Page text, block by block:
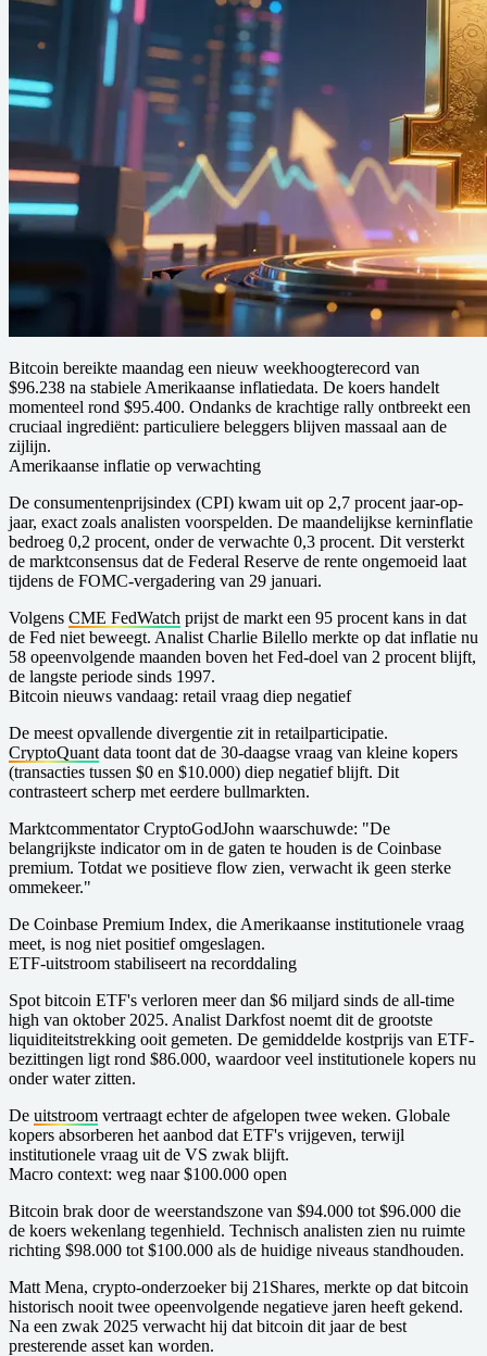
Bitcoin bereikte maandag een nieuw weekhoogterecord van
$96.238 na stabiele Amerikaanse inflatiedata. De koers handelt
momenteel rond $95.400. Ondanks de krachtige rally ontbreekt een
cruciaal ingrediënt: particuliere beleggers blijven massaal aan de
zijlijn.
Amerikaanse inflatie op verwachting
De consumentenprijsindex (CPI) kwam uit op 2,7 procent jaar-op-
jaar, exact zoals analisten voorspelden. De maandelijkse kerninflatie
bedroeg 0,2 procent, onder de verwachte 0,3 procent. Dit versterkt
de marktconsensus dat de Federal Reserve de rente ongemoeid laat
tijdens de FOMC-vergadering van 29 januari.
Volgens CME FedWatch prijst de markt een 95 procent kans in dat
de Fed niet beweegt. Analist Charlie Bilello merkte op dat inflatie nu
58 opeenvolgende maanden boven het Fed-doel van 2 procent blijft,
de langste periode sinds 1997.
Bitcoin nieuws vandaag: retail vraag diep negatief
De meest opvallende divergentie zit in retailparticipatie.
CryptoQuant data toont dat de 30-daagse vraag van kleine kopers
(transacties tussen $0 en $10.000) diep negatief blijft. Dit
contrasteert scherp met eerdere bullmarkten.
Marktcommentator CryptoGodJohn waarschuwde: "De
belangrijkste indicator om in de gaten te houden is de Coinbase
premium. Totdat we positieve flow zien, verwacht ik geen sterke
ommekeer."
De Coinbase Premium Index, die Amerikaanse institutionele vraag
meet, is nog niet positief omgeslagen.
ETF-uitstroom stabiliseert na recorddaling
Spot bitcoin ETF's verloren meer dan $6 miljard sinds de all-time
high van oktober 2025. Analist Darkfost noemt dit de grootste
liquiditeitstrekking ooit gemeten. De gemiddelde kostprijs van ETF-
bezittingen ligt rond $86.000, waardoor veel institutionele kopers nu
onder water zitten.
De uitstroom vertraagt echter de afgelopen twee weken. Globale
kopers absorberen het aanbod dat ETF's vrijgeven, terwijl
institutionele vraag uit de VS zwak blijft.
Macro context: weg naar $100.000 open
Bitcoin brak door de weerstandszone van $94.000 tot $96.000 die
de koers wekenlang tegenhield. Technisch analisten zien nu ruimte
richting $98.000 tot $100.000 als de huidige niveaus standhouden.
Matt Mena, crypto-onderzoeker bij 21Shares, merkte op dat bitcoin
historisch nooit twee opeenvolgende negatieve jaren heeft gekend.
Na een zwak 2025 verwacht hij dat bitcoin dit jaar de best
presterende asset kan worden.